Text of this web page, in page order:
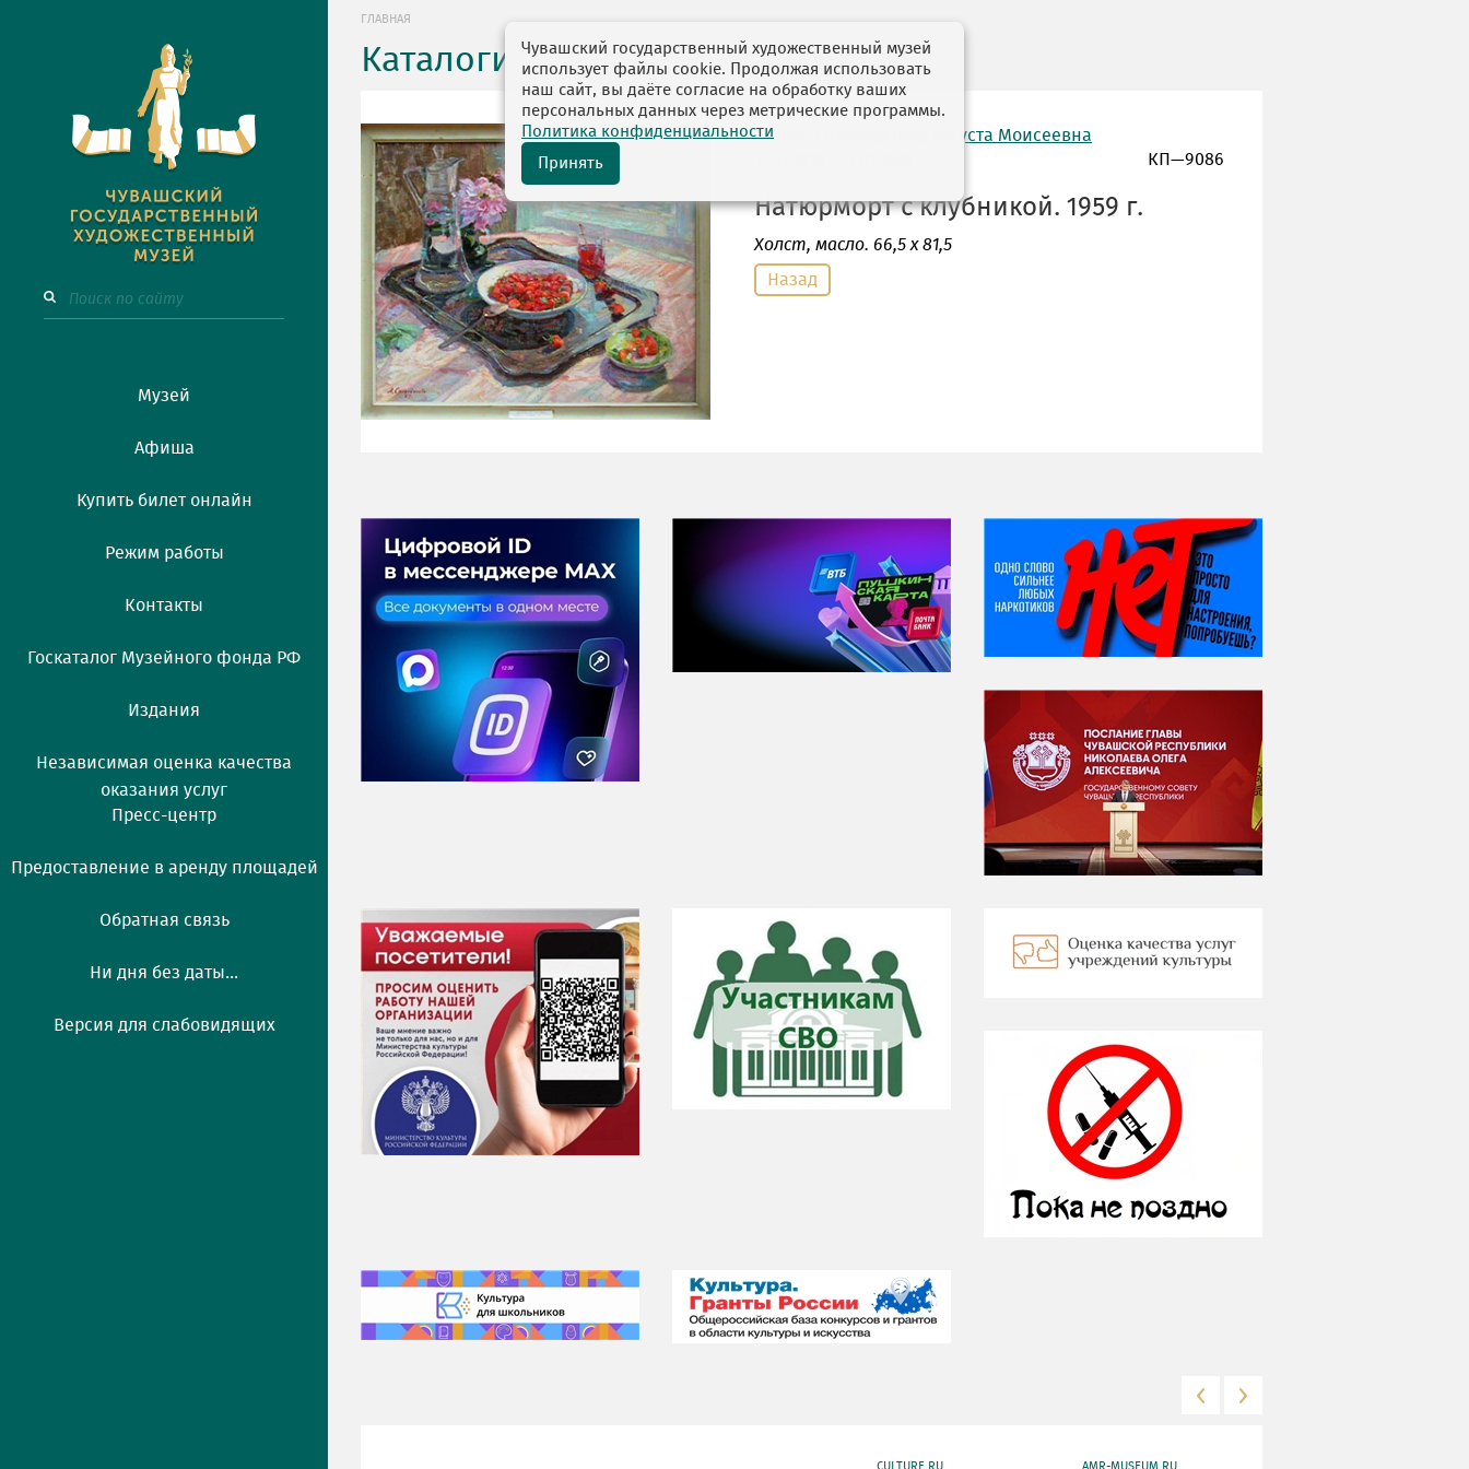
Музей
Афиша
Купить билет онлайн
Режим работы
Контакты
Госкаталог Музейного фонда РФ
Издания
Независимая оценка качества
оказания услуг
Пресс-центр
Предоставление в аренду площадей
Обратная связь
Ни дня без даты...
Версия для слабовидящих
ГЛАВНАЯ
Каталоги выставок
автор: Спиридонова Августа Моисеевна
КП—9086
Натюрморт с клубникой. 1959 г.
Холст, масло. 66,5 х 81,5
Назад
НИ ДНЯ БЕЗ ДАТЫ...
07 августа
Я встретил вас – и
всё былое...
CULTURE.RU AMR-MUSEUM.RU
Чувашский государственный художественный музей
использует файлы cookie. Продолжая использовать
наш сайт, вы даёте согласие на обработку ваших
персональных данных через метрические программы.
Политика конфиденциальности
Принять